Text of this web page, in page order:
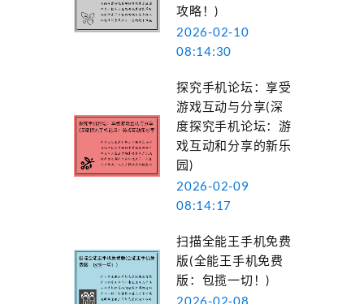
攻略！)
2026-02-10
08:14:30
探究手机论坛：享受
游戏互动与分享(深
度探究手机论坛：游
戏互动和分享的新乐
园)
2026-02-09
08:14:17
扫描全能王手机免费
版(全能王手机免费
版：包揽一切！)
2026-02-08